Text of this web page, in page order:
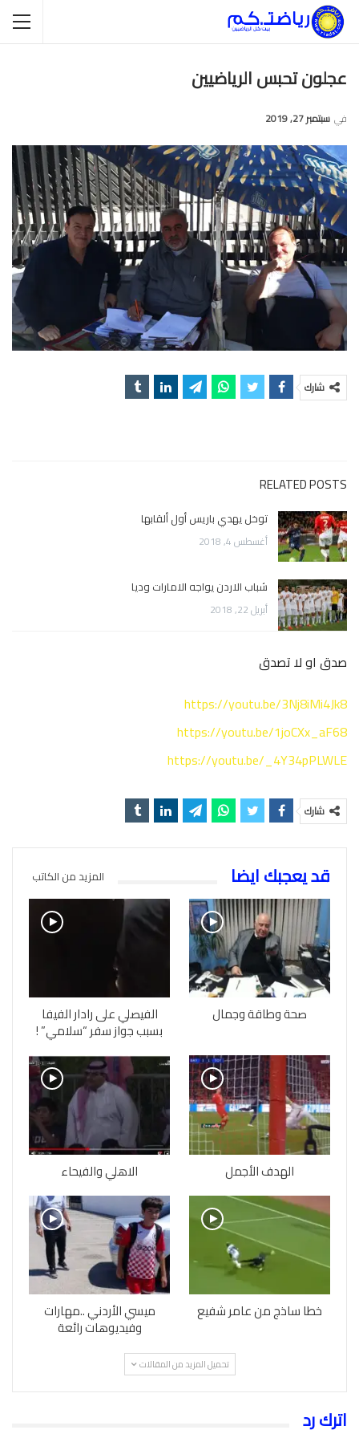
عجلون تحبس الرياضيين
في سبتمبر 27, 2019
شارك
RELATED POSTS
توخل يهدي باريس أول ألقابها
أغسطس 4, 2018
شباب الاردن يواجه الامارات وديا
أبريل 22, 2018
صدق او لا تصدق
https://youtu.be/3Nj8iMi4Jk8
https://youtu.be/1joCXx_aF68
https://youtu.be/_4Y34pPLWLE
شارك
قد يعجبك ايضا المزيد من الكاتب
صحة وطاقة وجمال الفيصلي على رادار الفيفا
بسبب جواز سفر “سلامي” !
الهدف الأجمل الاهلي والفيحاء
خطا ساذج من عامر شفيع ميسي الأردني ..مهارات
وفيديوهات رائعة
تحميل المزيد من المقالات
اترك رد